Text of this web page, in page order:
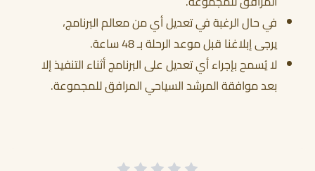
في حال الرغبة في تعديل أي من معالم البرنامج،
يرجى إبلاغنا قبل موعد الرحلة بـ 48 ساعة.
لا يُسمح بإجراء أي تعديل على البرنامج أثناء التنفيذ إلا
بعد موافقة المرشد السياحي المرافق للمجموعة.